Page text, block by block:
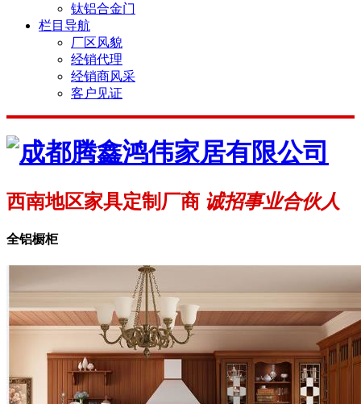
钛铝合金门
栏目导航
厂区风貌
经销代理
经销商风采
客户见证
西南地区家具定制厂商 诚招事业合伙人
全铝橱柜